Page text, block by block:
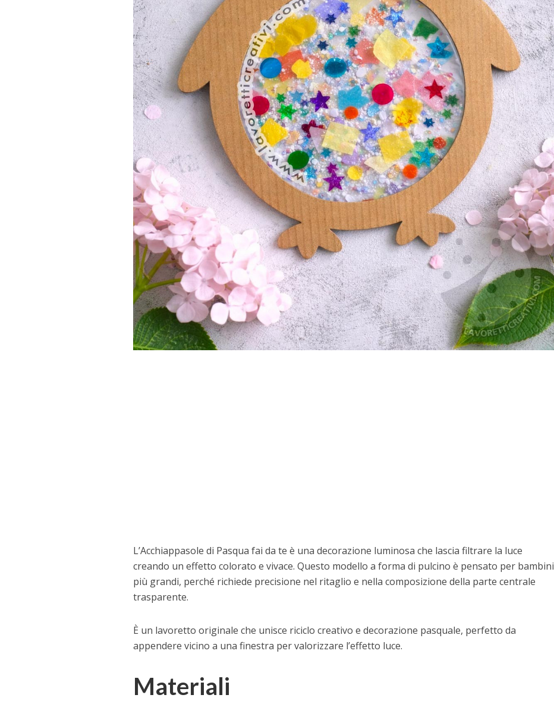
L’Acchiappasole di Pasqua fai da te è una decorazione luminosa che lascia filtrare la luce
creando un effetto colorato e vivace. Questo modello a forma di pulcino è pensato per bambini
più grandi, perché richiede precisione nel ritaglio e nella composizione della parte centrale
trasparente.
È un lavoretto originale che unisce riciclo creativo e decorazione pasquale, perfetto da
appendere vicino a una finestra per valorizzare l’effetto luce.
Materiali